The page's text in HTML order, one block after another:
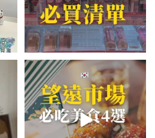
\🇰🇷韓國望遠市場4家必吃美食
😋/
💭留言「望遠市場」傳地址給你
350 59